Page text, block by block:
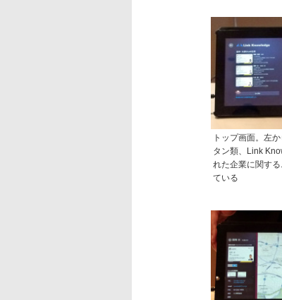
トップ画面。左
タン類、Link
れた企業に関す
ている